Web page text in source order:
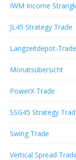
IWM Income
JL45 Strategy Trade
Langzeitdepot-
Monatsübersicht
PowerX Trade
SSG45 Strategy
Swing Trade
Vertical Spread